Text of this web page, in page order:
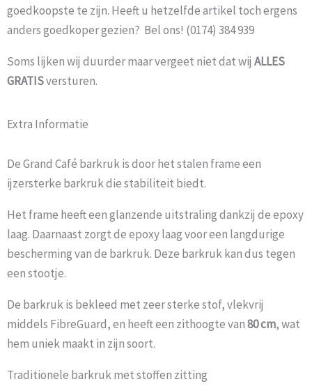
goedkoopste te zijn. Heeft u hetzelfde artikel toch ergens
anders goedkoper gezien? Bel ons! (0174) 384 939
Soms lijken wij duurder maar vergeet niet dat wij ALLES
GRATISversturen.
Extra Informatie
De Grand Café barkruk is door het stalen frame een
ijzersterke barkruk die stabiliteit biedt.
Het frame heeft een glanzende uitstraling dankzij de epoxy
laag. Daarnaast zorgt de epoxy laag voor een langdurige
bescherming van de barkruk. Deze barkruk kan dus tegen
een stootje.
De barkruk is bekleed met zeer sterke stof, vlekvrij
middels FibreGuard, en heeft een zithoogte van80 cm, wat
hem uniek maakt in zijn soort.
Traditionele barkruk met stoffen zitting